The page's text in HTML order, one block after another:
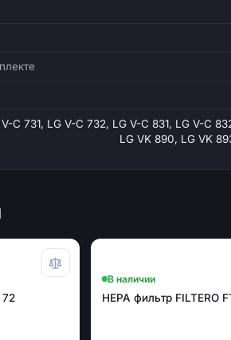
V-C 731, LG V-C 732, LG V-C 831, LG V-C
LG VK 890, LG VK
72
В наличии
HEPA фильтр FILTERO